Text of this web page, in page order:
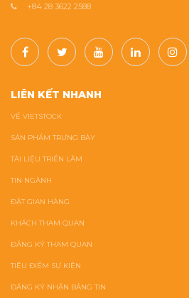
+84 28 3622 2588
LIÊN KẾT NHANH
VỀ VIETSTOCK
SẢN PHẨM TRƯNG BÀY
TÀI LIỆU TRIỂN LÃM
TIN NGÀNH
ĐẶT GIAN HÀNG
KHÁCH THAM QUAN
ĐĂNG KÝ THAM QUAN
TIÊU ĐIỂM SỰ KIỆN
ĐĂNG KÝ NHẬN BẢNG TIN